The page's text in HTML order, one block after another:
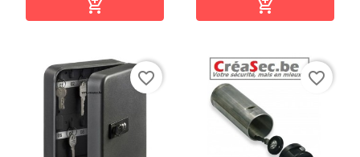
 
favorite_border favorite_border